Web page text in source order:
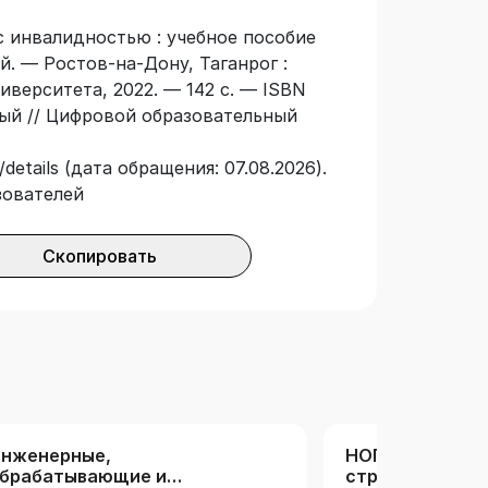
интерьера, ландшафтного
: учебное пособие
— Ростов-на-Дону, Таганрог :
2022. — 142 с. — ISBN
// Цифровой образовательный
(дата обращения: 07.08.2026).
Скопировать
и
НОП
строительные